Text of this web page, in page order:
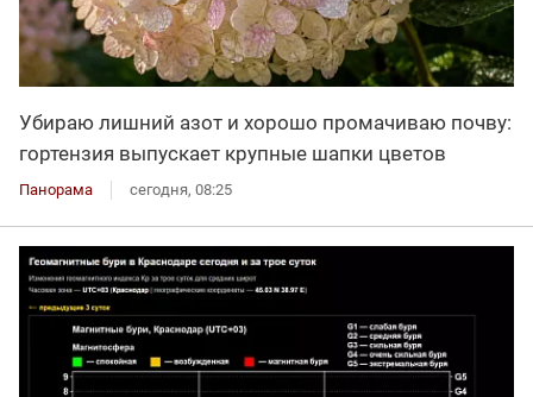
Убираю лишний азот и хорошо промачиваю почву:
гортензия выпускает крупные шапки цветов
Панорама сегодня, 08:25